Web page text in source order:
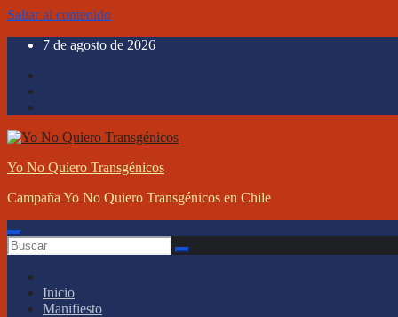
Saltar al contenido
7 de agosto de 2026
Yo No Quiero Transgénicos
Campaña Yo No Quiero Transgénicos en Chile
Inicio
Manifiesto